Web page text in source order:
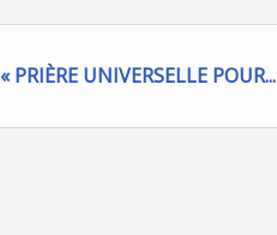
« PRIÈRE UNIVERSELLE POUR...